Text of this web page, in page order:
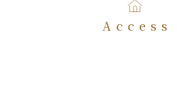
Access